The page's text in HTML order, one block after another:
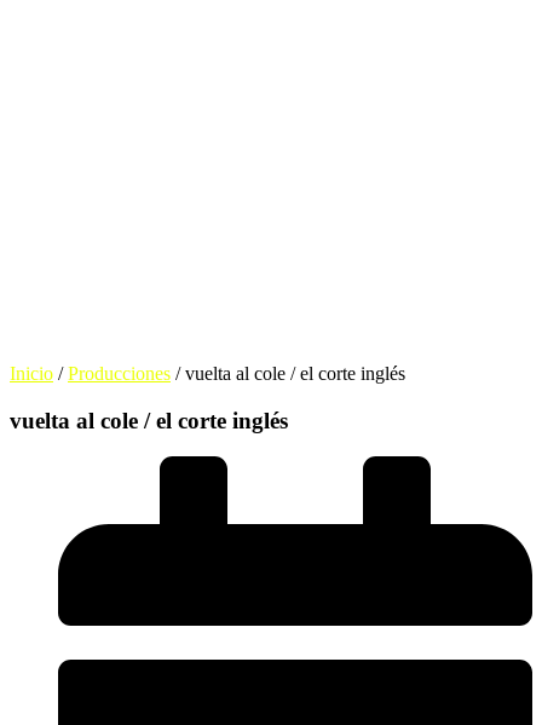
Inicio /Producciones /vuelta al cole / el corte inglés
vuelta al cole / el corte inglés